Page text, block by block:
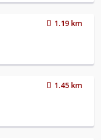
1.19 km
1.45 km